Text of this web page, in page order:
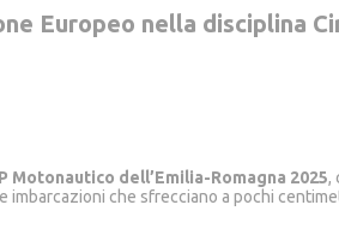
Europeo nella disciplina
Motonautico dell’Emilia-Romagna 2025,
che sfrecciano a pochi